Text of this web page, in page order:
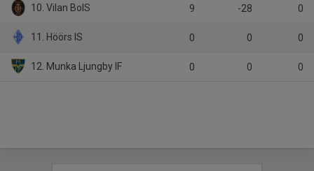
10. Vilan BoIS 9 -28 0
11. Höörs IS 0 0 0
12. Munka Ljungby IF 0 0 0